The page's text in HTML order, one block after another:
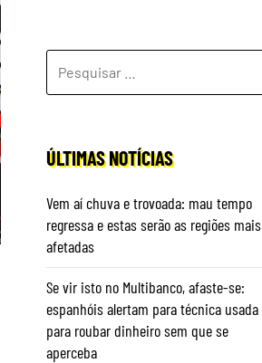
POR:
ÚLTIMAS NOTÍCIAS
Vem aí chuva e trovoada: mau tempo
regressa e estas serão as regiões mais
afetadas
Se vir isto no Multibanco, afaste-se:
espanhóis alertam para técnica usada
para roubar dinheiro sem que se
aperceba